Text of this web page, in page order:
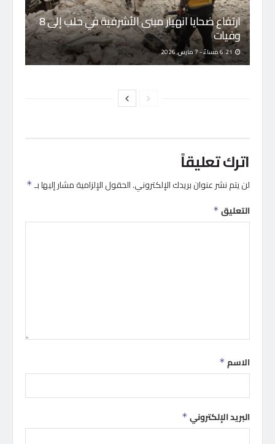
ارتفاع ضحايا انهيار مبنى الأشرفية في حلب إلى 8
وفيات
اترك تعليقاً
لن يتم نشر عنوان بريدك الإلكتروني.الحقول الإلزامية مشار إليها بـ *
التعليق *
الاسم *
البريد الإلكتروني *